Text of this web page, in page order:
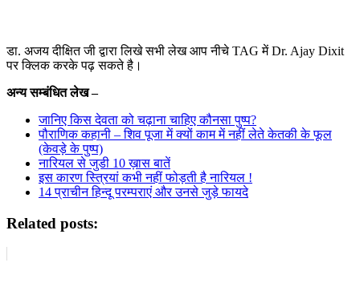
डा. अजय दीक्षित जी द्वारा लिखे सभी लेख आप नीचे TAG में Dr. Ajay Dixit
पर क्लिक करके पढ़ सकते है।
अन्य सम्बंधित लेख –
जानिए किस देवता को चढ़ाना चाहिए कौनसा पुष्प?
पौराणिक कहानी – शिव पूजा में क्यों काम में नहीं लेते केतकी के फूल
(केवड़े के पुष्प)
नारियल से जुडी 10 ख़ास बातें
इस कारण स्त्रियां कभी नहीं फोड़ती है नारियल !
14 प्राचीन हिन्दू परम्पराएं और उनसे जुड़े फायदे
Related posts: